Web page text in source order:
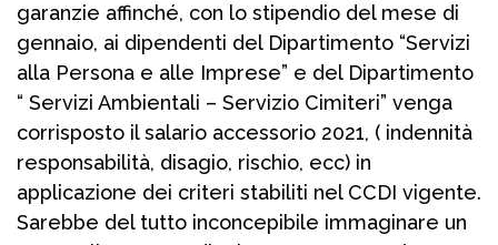
garanzie affinché, con lo stipendio del mese di
gennaio, ai dipendenti del Dipartimento “Servizi
alla Persona e alle Imprese” e del Dipartimento
“ Servizi Ambientali – Servizio Cimiteri” venga
corrisposto il salario accessorio 2021, ( indennità
responsabilità, disagio, rischio, ecc) in
applicazione dei criteri stabiliti nel CCDI vigente.
Sarebbe del tutto inconcepibile immaginare un